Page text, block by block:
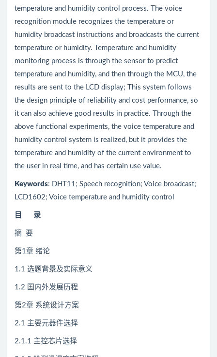
temperature and humidity control process. The voice
recognition module recognizes the temperature or
humidity broadcast instructions and broadcasts the current
temperature or humidity. Temperature and humidity
monitoring process is through the sensor to predict
temperature and humidity, and then through the MCU, the
results are sent to the LCD display; This system follows
the design principle of reliability and cost performance, so
it can also achieve good results in practice. Through the
above functional experiments, the voice temperature and
humidity control system is realized, but it provides the
temperature and humidity of the current environment to
the user in real time, and has certain use value.
Keywords: DHT11; Speech recognition; Voice broadcast;
LCD1602; Voice temperature and humidity control
目 录
摘 要
第1章 绪论
1.1 选题背景及实际意义
1.2 国内外发展历程
第2章 系统设计方案
2.1 主要元器件选择
2.1.1 主控芯片选择